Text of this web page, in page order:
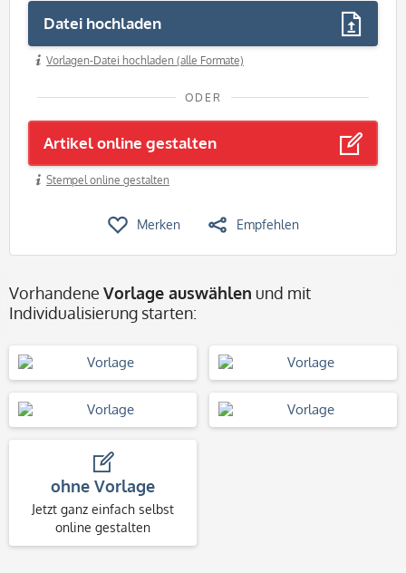
Datei hochladen
Vorlagen-Datei hochladen (alle Formate)
ODER
Artikel online gestalten
Stempel online gestalten
Merken Empfehlen
Vorhandene Vorlage auswählen und mit
Individualisierung starten:
ohne Vorlage
Jetzt ganz einfach selbst
online gestalten